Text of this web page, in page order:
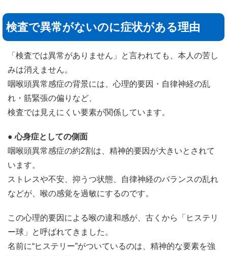
検査で異常がないのに症状がある理由
「検査では異常がありません」と言われても、本人の苦し
みは消えません。
咽喉頭異常感症の背景には、心理的要因・自律神経の乱
れ・筋緊張の偏りなど、
検査では見えにくい要素が関係しています。
● 心身症としての側面
咽喉頭異常感症の約2割は、精神的要因が大きいとされて
います。
ストレスや不安、抑うつ状態、自律神経のバランスの乱れ
などが、喉の感覚を過敏にするのです。
この心理的要因による喉の違和感が、古くから「ヒステリ
ー球」と呼ばれてきました。
名前に“ヒステリー”がついているのは、精神的な要素を強